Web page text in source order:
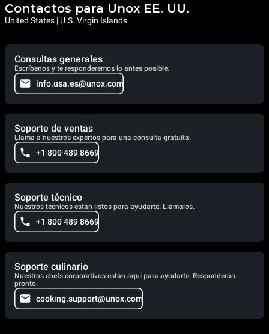
Contactos para Unox EE. UU.
United States | U.S. Virgin Islands
Consultas generales
Escríbenos y te responderemos lo antes posible.
info.usa.es@unox.com
Soporte de ventas
Llama a nuestros expertos para una consulta gratuita.
+1 800 489 8669
Soporte técnico
Nuestros técnicos están listos para ayudarte. Llámalos.
+1 800 489 8669
Soporte culinario
Nuestros chefs corporativos están aquí para ayudarte. Responderán
pronto.
cooking.support@unox.com